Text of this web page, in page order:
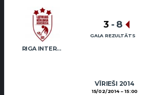
RIGA INTERNATIONAL CURLING CLUB / GRAY
3 - 8
GALA REZULTĀTS
VĪRIEŠI 2014
15/02/2014 15:00